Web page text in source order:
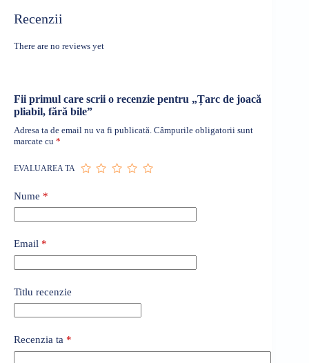
Recenzii
There are no reviews yet
Fii primul care scrii o recenzie pentru „Țarc de joacă
pliabil, fără bile”
Adresa ta de email nu va fi publicată. Câmpurile obligatorii sunt
marcate cu *
EVALUAREA TA
Nume *
Email *
Titlu recenzie
Recenzia ta *